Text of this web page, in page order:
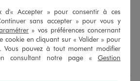
sur simple demande. Voir
des cartes cadeaux GÉMO d’un
entre 10€ et 150€. Les cartes cadeau
1 an, utilisables en plusieurs fois, pour
d'« Accepter » pour consentir à ces
sans accepter » pour vous y
» vos préférences concernant
cookie en cliquant sur « Valider » pour
Vous pouvez à tout moment modifier
consultant notre page « Gestion